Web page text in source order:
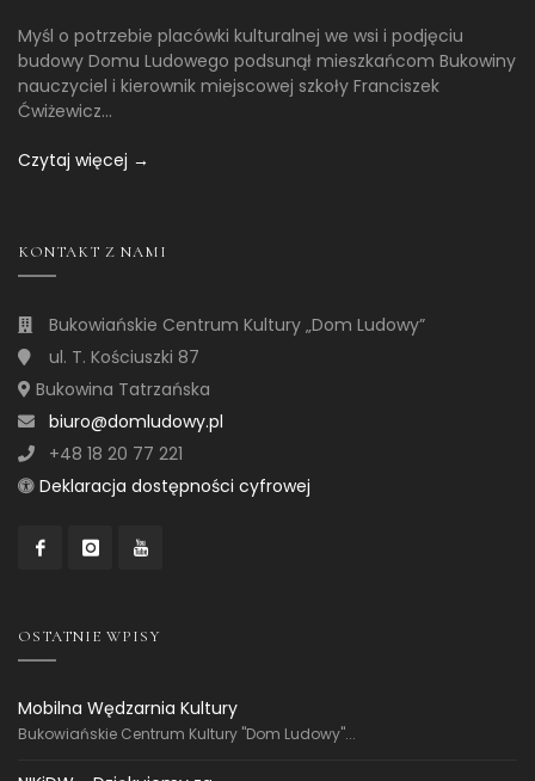
Myśl o potrzebie placówki kulturalnej we wsi i podjęciu
budowy Domu Ludowego podsunął mieszkańcom Bukowiny
nauczyciel i kierownik miejscowej szkoły Franciszek
Ćwiżewicz...
Czytaj więcej →
KONTAKT Z NAMI
Bukowiańskie Centrum Kultury „Dom Ludowy”
ul. T. Kościuszki 87
Bukowina Tatrzańska
biuro@domludowy.pl
+48 18 20 77 221
Deklaracja dostępności cyfrowej
OSTATNIE WPISY
Mobilna Wędzarnia Kultury
Bukowiańskie Centrum Kultury "Dom Ludowy"...